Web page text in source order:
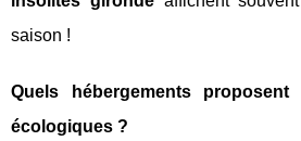
saison !
Quels hébergements
écologiques ?